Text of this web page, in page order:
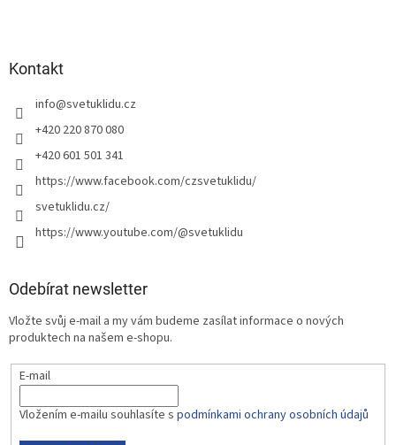
Kontakt
info@svetuklidu.cz
+420 220 870 080
+420 601 501 341
https://www.facebook.com/czsvetuklidu/
svetuklidu.cz/
https://www.youtube.com/@svetuklidu
Odebírat newsletter
Vložte svůj e-mail a my vám budeme zasílat informace o nových
produktech na našem e-shopu.
E-mail
Vložením e-mailu souhlasíte s podmínkami ochrany osobních údajů